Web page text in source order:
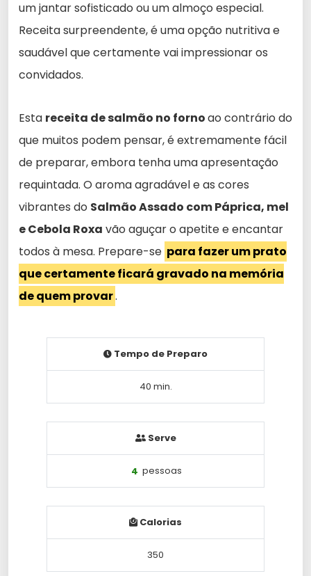
um jantar sofisticado ou um almoço especial.
Receita surpreendente, é uma opção nutritiva e
saudável que certamente vai impressionar os
convidados.
Esta receita de salmão no fornoao contrário do
que muitos podem pensar, é extremamente fácil
de preparar, embora tenha uma apresentação
requintada. O aroma agradável e as cores
vibrantes do Salmão Assado com Páprica, mel
e Cebola Roxa vão aguçar o apetite e encantar
todos à mesa. Prepare-se para fazer um prato
que certamente ficará gravado na memória
de quem provar.
Tempo de Preparo
40 min.
Serve
4 pessoas
Calorias
350